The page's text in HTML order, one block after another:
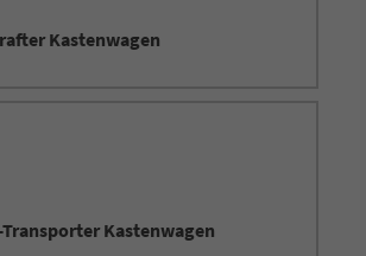
Kastenwagen
Kastenwagen